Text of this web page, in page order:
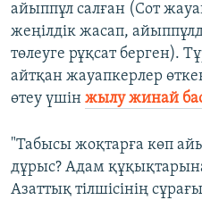
айыппұл салған (Сот
жеңілдік жасап,
төлеуге рұқсат берген).
айтқан жауапкерлер
өтеу үшін жылу жинай
"Табысы жоқтарға көп
дұрыс? Адам
Азаттық тілшісінің